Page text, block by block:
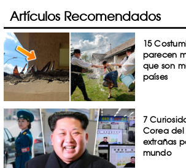
Artículos Recomendados
15
parecen
que son
países
7
Corea del
extrañas
mundo